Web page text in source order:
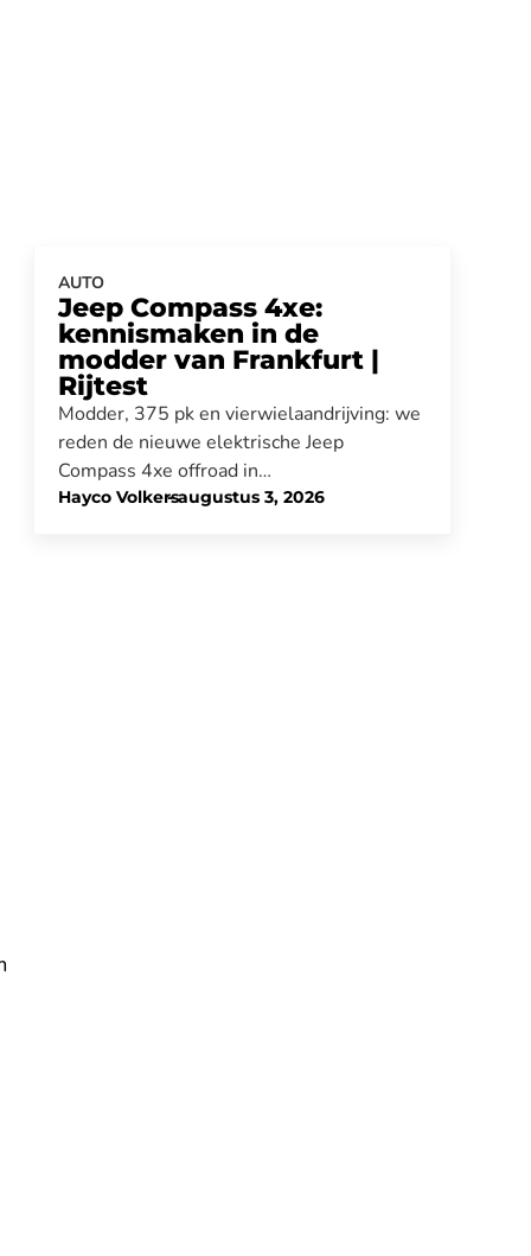
AUTO
Jeep Compass 4xe:
kennismaken in de
modder van Frankfurt |
Rijtest
Modder, 375 pk en vierwielaandrijving: we
reden de nieuwe elektrische Jeep
Compass 4xe offroad in…
Hayco Volkers
- augustus 3, 2026